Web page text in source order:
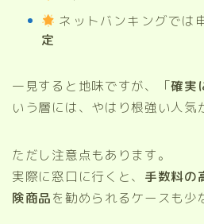
ネットバンキングでは
定
一見すると地味ですが、「確実
いう層には、やはり根強い人気
ただし注意点もあります。
実際に窓口に行くと、 手数料の
険商品を勧められるケースも少